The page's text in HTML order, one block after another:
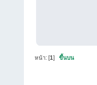
หน้า: [1]ขึ้นบน